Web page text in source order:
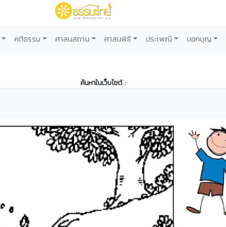
คติธรรม ศาสนสถาน ศาสนพิธี ประเพณี บอกบุญ
ค้นหาในเว็บไซต์ :